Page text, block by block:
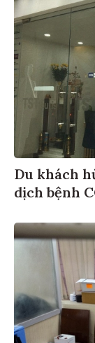
Du khách
dịch bệnh